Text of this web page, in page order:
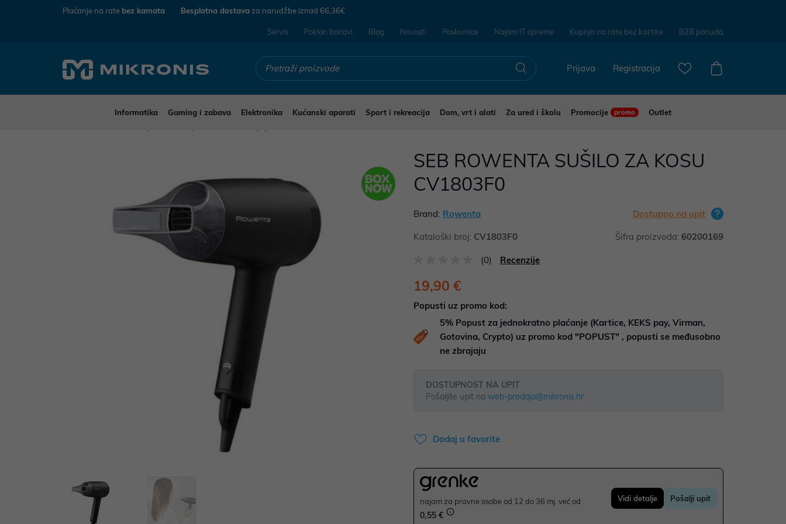
Plaćanje na rate bez kamata Besplatna dostava za narudžbe iznad 66,36€
Servis Poklon bonovi Blog Novosti Poslovnice Najam IT opreme Kupnja na rate bez kartice B2B ponuda
Registracija
Prijava
Informatika Gaming i zabava Elektronika Kućanski aparati Sport i rekreacija Dom, vrt i alati Za ured i školu Promocije promo
Outlet
SEB ROWENTA SUŠILO ZA KOSU
CV1803F0
Brand: Rowenta Dostupno na upit
Kataloški broj: CV1803F0 Šifra proizvoda: 60200169
(0) Recenzije
19,90 €
Popusti uz promo kod:
5% Popust za jednokratno plaćanje (Kartice, KEKS pay, Virman,
Gotovina, Crypto) uz promo kod "POPUST" , popusti se međusobno
ne zbrajaju
DOSTUPNOST NA UPIT
Pošaljite upit na web-prodaja@mikronis.hr
Dodaj u favorite
najam za pravne osobe od 12 do 36 mj. već od
0,55 €
Vidi detalje Pošalji upit